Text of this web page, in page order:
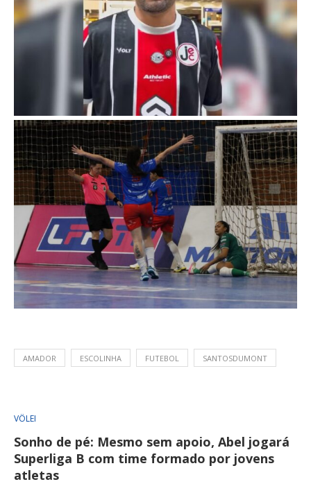
AMADOR ESCOLINHA FUTEBOL SANTOSDUMONT
VÔLEI
Sonho de pé: Mesmo sem apoio, Abel jogará
Superliga B com time formado por jovens
atletas